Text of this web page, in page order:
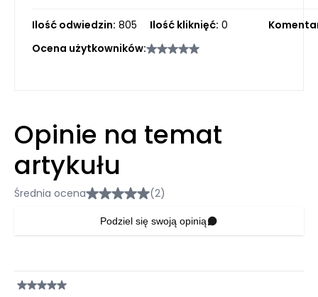
Ilość odwiedzin: 805 Ilość kliknięć: 0
Ocena użytkowników:
Opinie na temat
artykułu
Średnia ocena (2)
Podziel się swoją opinią